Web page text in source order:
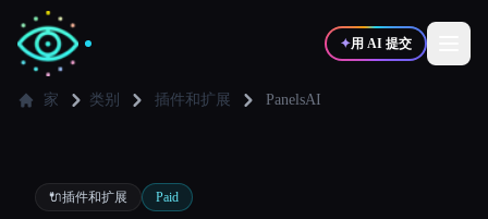
✦用 AI 提交
家 类别 插件和扩展 PanelsAI
🔌插件和扩展 Paid